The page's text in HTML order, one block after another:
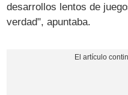
desarrollos lentos de
verdad", apuntaba.